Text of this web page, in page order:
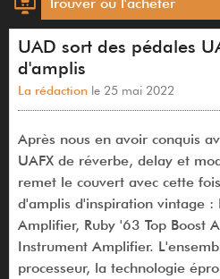
Trouver où l'acheter
UAD sort des pédales
d'amplis
La rédactionle 25 mai 2022
Après nous en avoir conquis
UAFX de réverbe, delay et
remet le couvert avec cette
d'amplis d'inspiration vintage :
Amplifier, Ruby '63 Top Boost
Instrument Amplifier.
processeur, la technologie